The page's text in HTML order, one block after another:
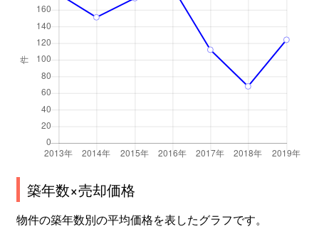
築年数×売却価格
物件の築年数別の平均価格を表したグラフです。